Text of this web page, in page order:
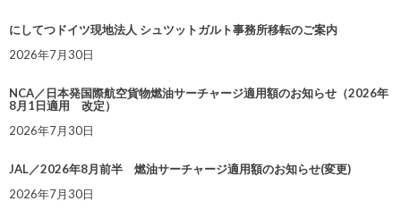
にしてつドイツ現地法人 シュツットガルト事務所移転のご案内
2026年7月30日
NCA／日本発国際航空貨物燃油サーチャージ適用額のお知らせ（2026年
8月1日適用 改定）
2026年7月30日
JAL／2026年8月前半 燃油サーチャージ適用額のお知らせ(変更)
2026年7月30日